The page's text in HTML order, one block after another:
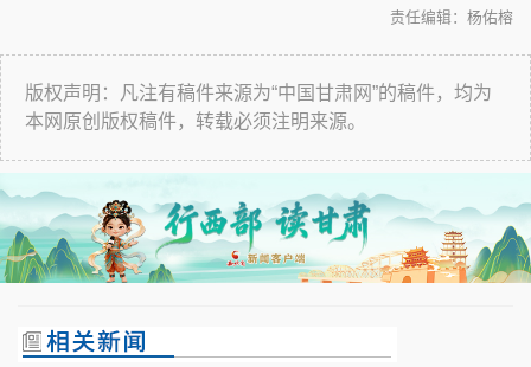
责任编辑：杨佑榕
版权声明：凡注有稿件来源为“中国甘肃网”的稿件，均为
本网原创版权稿件，转载必须注明来源。